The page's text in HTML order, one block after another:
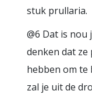
stuk prullaria.
@6 Dat is
denken dat ze
hebben om te
zal je uit de